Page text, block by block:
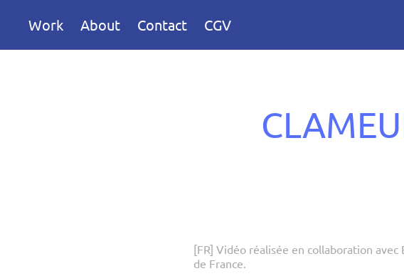
Work About Contact CGV
[FR] Vidéo réalisée en collaboration
de France.